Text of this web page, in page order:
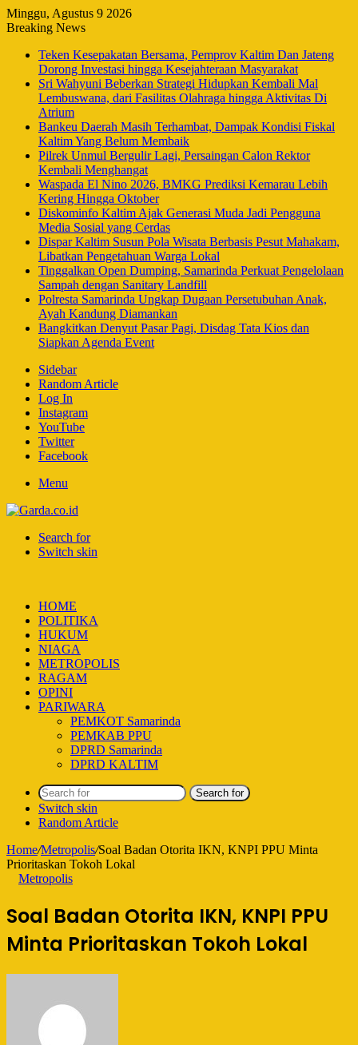
Minggu, Agustus 9 2026
Breaking News
Teken Kesepakatan Bersama, Pemprov Kaltim Dan Jateng
Dorong Investasi hingga Kesejahteraan Masyarakat
Sri Wahyuni Beberkan Strategi Hidupkan Kembali Mal
Lembuswana, dari Fasilitas Olahraga hingga Aktivitas Di
Atrium
Bankeu Daerah Masih Terhambat, Dampak Kondisi Fiskal
Kaltim Yang Belum Membaik
Pilrek Unmul Bergulir Lagi, Persaingan Calon Rektor
Kembali Menghangat
Waspada El Nino 2026, BMKG Prediksi Kemarau Lebih
Kering Hingga Oktober
Diskominfo Kaltim Ajak Generasi Muda Jadi Pengguna
Media Sosial yang Cerdas
Dispar Kaltim Susun Pola Wisata Berbasis Pesut Mahakam,
Libatkan Pengetahuan Warga Lokal
Tinggalkan Open Dumping, Samarinda Perkuat Pengelolaan
Sampah dengan Sanitary Landfill
Polresta Samarinda Ungkap Dugaan Persetubuhan Anak,
Ayah Kandung Diamankan
Bangkitkan Denyut Pasar Pagi, Disdag Tata Kios dan
Siapkan Agenda Event
Sidebar
Random Article
Log In
Instagram
YouTube
Twitter
Facebook
Menu
Search for
Switch skin
HOME
POLITIKA
HUKUM
NIAGA
METROPOLIS
RAGAM
OPINI
PARIWARA
PEMKOT Samarinda
PEMKAB PPU
DPRD Samarinda
DPRD KALTIM
Search for
Switch skin
Random Article
Home/Metropolis/Soal Badan Otorita IKN, KNPI PPU Minta
Prioritaskan Tokoh Lokal
Metropolis
Soal Badan Otorita IKN, KNPI PPU
Minta Prioritaskan Tokoh Lokal